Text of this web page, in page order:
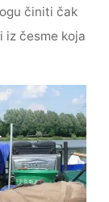
činiti čak
česme koja